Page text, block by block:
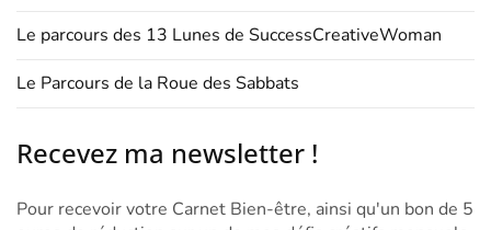
Le parcours des 13 Lunes de SuccessCreativeWoman
Le Parcours de la Roue des Sabbats
Recevez ma newsletter !
Pour recevoir votre Carnet Bien-être, ainsi qu'un bon de 5